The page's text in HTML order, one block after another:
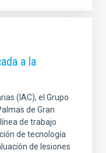
a la
(IAC), el Grupo
de Gran
de trabajo
de tecnología
de lesiones